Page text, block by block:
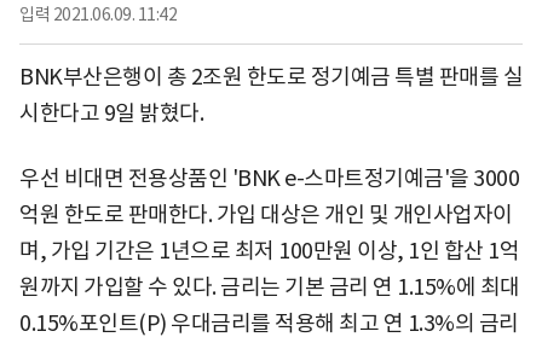
입력 2021.06.09. 11:42
BNK부산은행이 총 2조원 한도로 정기예금 특별 판매를 실
시한다고 9일 밝혔다.
우선 비대면 전용상품인 'BNK e-스마트정기예금'을 3000
억원 한도로 판매한다. 가입 대상은 개인 및 개인사업자이
며, 가입 기간은 1년으로 최저 100만원 이상, 1인 합산 1억
원까지 가입할 수 있다. 금리는 기본 금리 연 1.15%에 최대
0.15%포인트(P) 우대금리를 적용해 최고 연 1.3%의 금리